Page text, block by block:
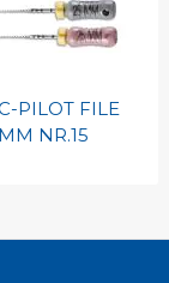
PILOT FILE
NR.15